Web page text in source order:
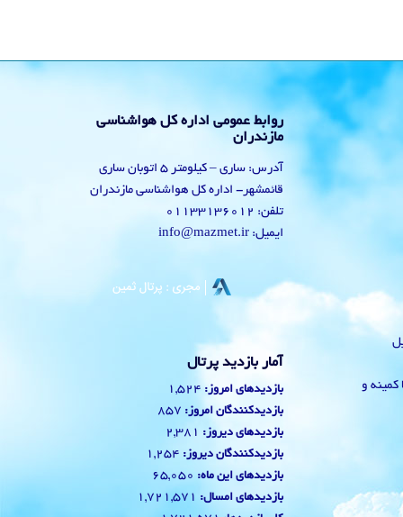
با کمینه و
روابط عمومی اداره کل هواشناسی
مازندران
آدرس: ساری – کیلومتر 5 اتوبان ساری
قائمشهر- اداره کل هواشناسی مازندران
تلفن: 01133136012
ایمیل: info@mazmet.ir
آمار بازدید پرتال
بازدیدهای امروز: 1,524
بازدیدکنندگان امروز: 857
بازدیدهای دیروز: 2,381
بازدیدکنندگان دیروز: 1,254
بازدیدهای این ماه: 65,050
بازدیدهای امسال: 1,721,571